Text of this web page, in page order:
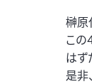
榊原
この
はず
是非